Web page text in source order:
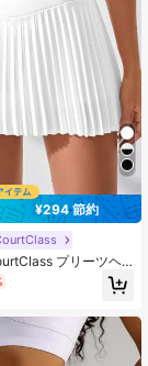
¥294 節約
プリーツヘ
ート ポケット付 テ
スレチックスカート